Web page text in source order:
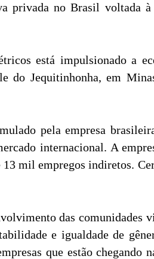
no Brasil voltada à
está impulsionado a
do Jequitinhonha, em
pela empresa
internacional. A
mil empregos indiretos.
das comunidades
e igualdade de
que estão chegando